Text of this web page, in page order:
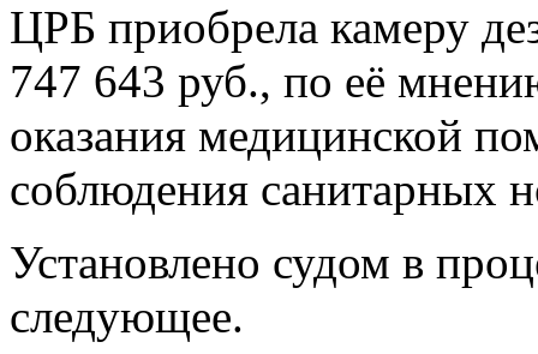
ЦРБ приобрела камеру
747 643 руб., по её
оказания медицинской
соблюдения санитарных
Установлено судом в
следующее.